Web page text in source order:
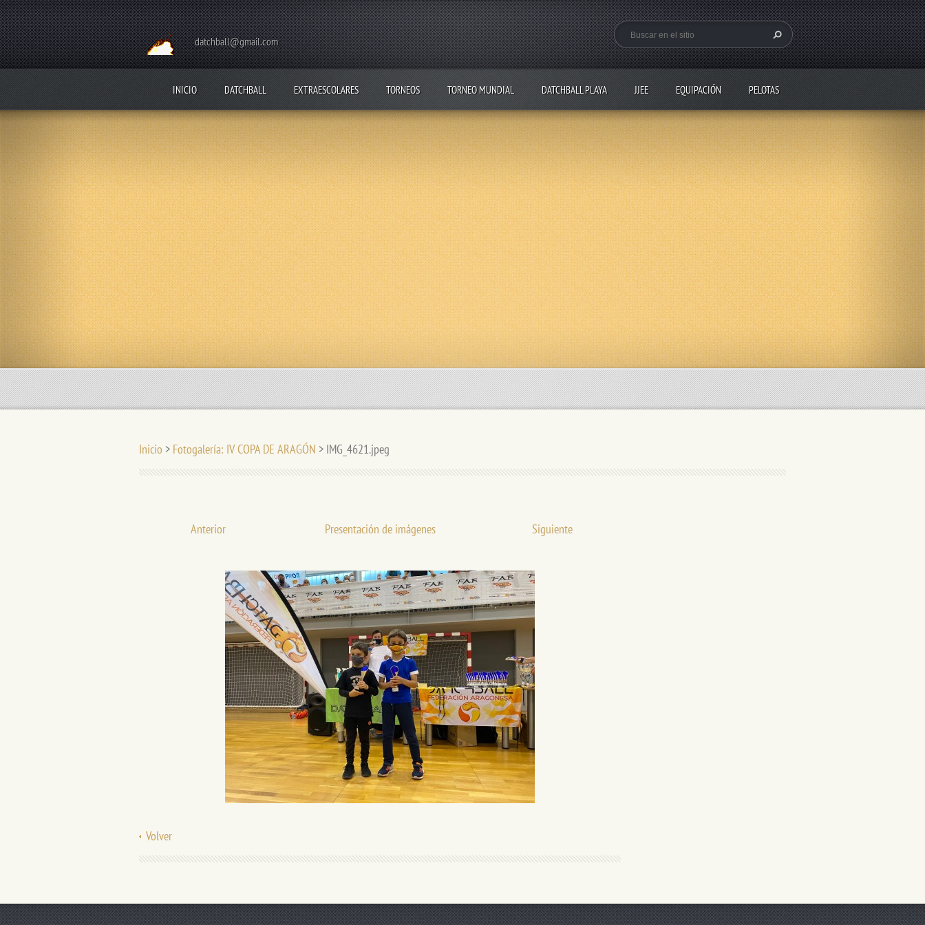
datchball@gmail.com
INICIO DATCHBALL EXTRAESCOLARES TORNEOS TORNEO MUNDIAL DATCHBALL PLAYA JJEE EQUIPACIÓN PELOTAS
Inicio > Fotogalería: IV COPA DE ARAGÓN > IMG_4621.jpeg
Anterior Presentación de imágenes Siguiente
Volver